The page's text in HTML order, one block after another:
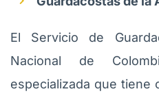
El Servicio de
Nacional de
especializada que tiene